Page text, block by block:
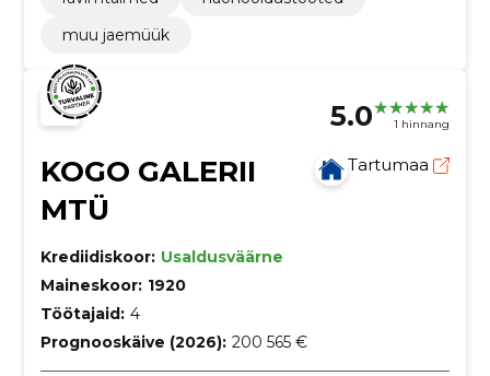
muu jaemüük
5.0 1 hinnang
KOGO GALERII
MTÜ
Tartumaa
Krediidiskoor: Usaldusväärne
Maineskoor: 1920
Töötajaid: 4
Prognooskäive (2026): 200 565 €